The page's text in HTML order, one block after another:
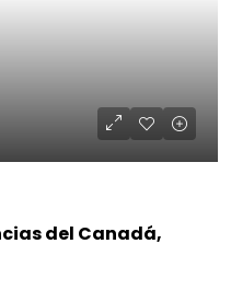
del Canadá,